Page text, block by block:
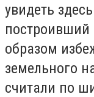
увидеть
построивший
образом
земельного
считали по